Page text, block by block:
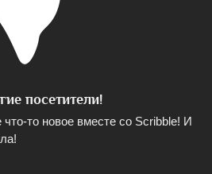
посетители!
что-то новое вместе со Scribble! И